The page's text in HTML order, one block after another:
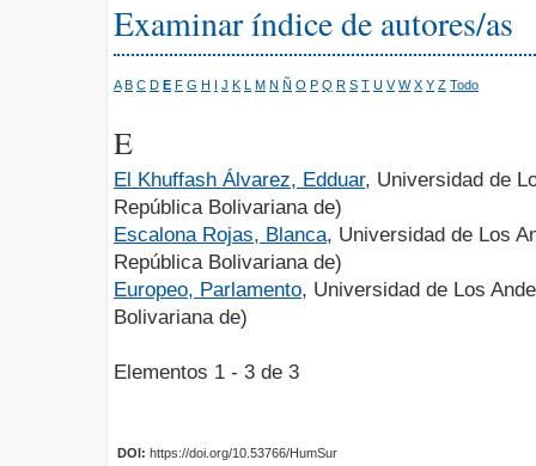
Examinar índice de autores/as
A B C D E F G H I J K L M N Ñ O P Q R S T U V W X Y Z Todo
E
El Khuffash Álvarez, Edduar, Universidad de
República Bolivariana de)
Escalona Rojas, Blanca, Universidad de Los
República Bolivariana de)
Europeo, Parlamento, Universidad de Los
Bolivariana de)
Elementos 1 - 3 de 3
DOI: https://doi.org/10.53766/HumSur